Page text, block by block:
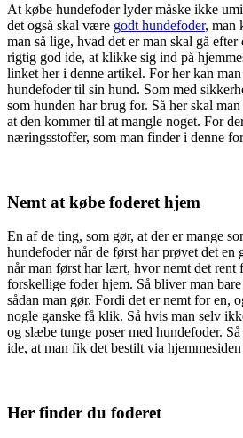
At købe hundefoder lyder måske ikke
det også skal være godt hundefoder, man
man så lige, hvad det er man skal gå
rigtig god ide, at klikke sig ind på
linket her i denne artikel. For her kan
hundefoder til sin hund. Som med
som hunden har brug for. Så her skal
at den kommer til at mangle noget. For
næringsstoffer, som man finder i denne
Nemt at købe foderet hjem
En af de ting, som gør, at der er mange
hundefoder når de først har prøvet det en
når man først har lært, hvor nemt det rent
forskellige foder hjem. Så bliver man
sådan man gør. Fordi det er nemt for en,
nogle ganske få klik. Så hvis man selv
og slæbe tunge poser med hundefoder.
ide, at man fik det bestilt via hjemmesiden
Her finder du foderet